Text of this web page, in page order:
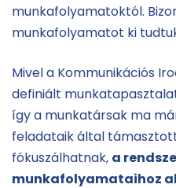
munkafolyamatoktól.
munkafolyamatot ki
Mivel a Kommunikációs
definiált
így a munkatársak ma
feladataik által
fókuszálhatnak, a
munkafolyamataihoz